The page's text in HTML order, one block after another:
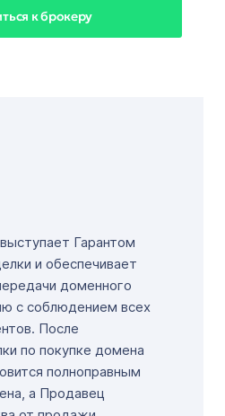
к брокеру
Гарантом
и обеспечивает
доменного
с соблюдением всех
После
по покупке домена
полноправным
а Продавец